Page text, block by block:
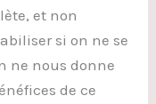
et non
si on ne se
ne nous donne
de ce